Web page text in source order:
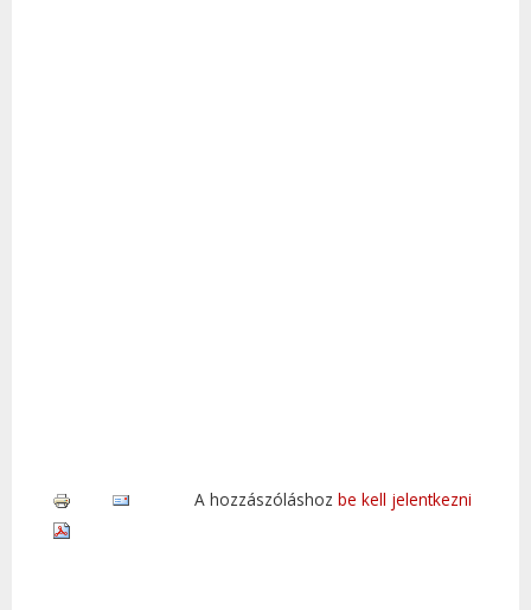
A hozzászóláshoz be kell jelentkezni